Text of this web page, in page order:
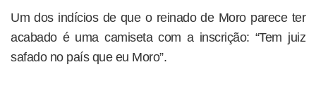
Um dos indícios de que o reinado de Moro parece ter
acabado é uma camiseta com a inscrição: “Tem juiz
safado no país que eu Moro”.